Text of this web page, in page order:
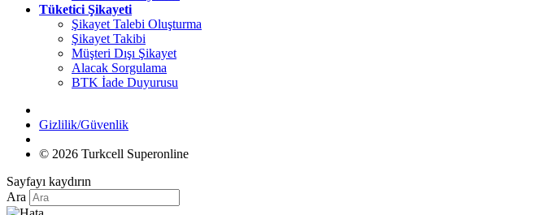
Tüketici Şikayeti
Şikayet Talebi Oluşturma
Şikayet Takibi
Müşteri Dışı Şikayet
Alacak Sorgulama
BTK İade Duyurusu
Gizlilik/Güvenlik
© 2026 Turkcell Superonline
Sayfayı kaydırın
Ara